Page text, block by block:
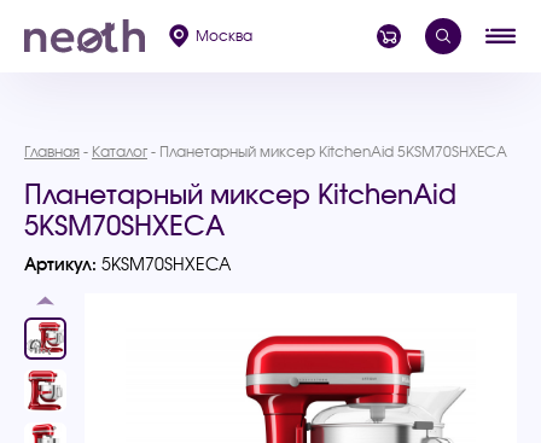
Москва
Главная Каталог Планетарный миксер KitchenAid 5KSM70SHXECA
Планетарный миксер KitchenAid
5KSM70SHXECA
Артикул: 5KSM70SHXECA